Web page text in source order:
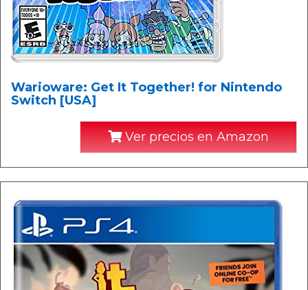
Warioware: Get It Together! for Nintendo
Switch [USA]
Ver precios en Amazon